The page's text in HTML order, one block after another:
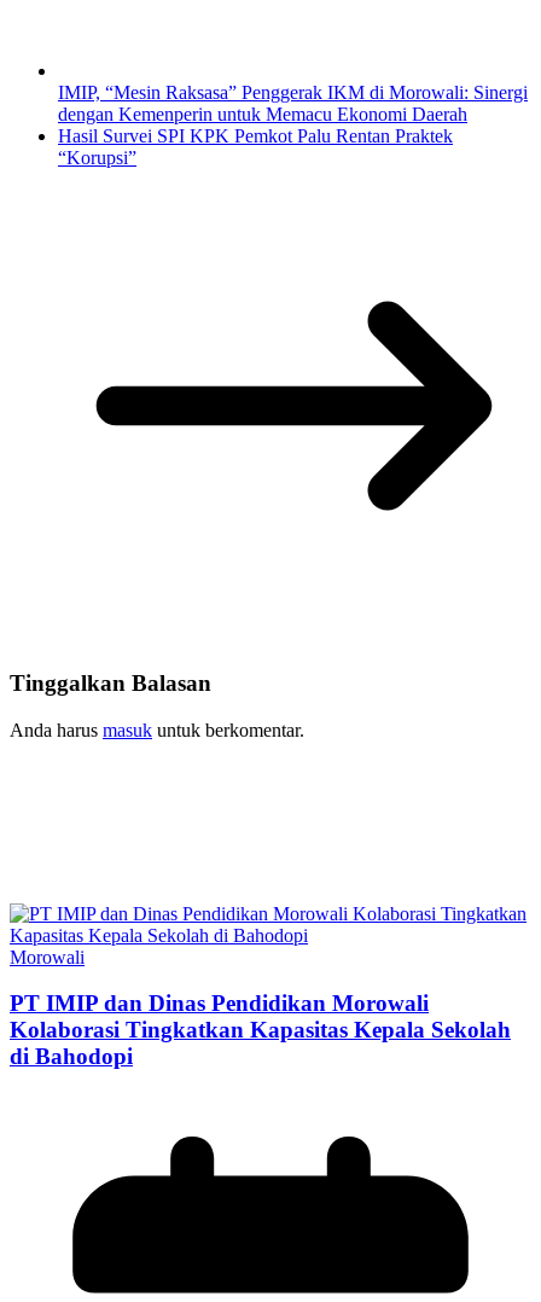
IMIP, “Mesin Raksasa” Penggerak IKM di Morowali: Sinergi
dengan Kemenperin untuk Memacu Ekonomi Daerah
Hasil Survei SPI KPK Pemkot Palu Rentan Praktek
“Korupsi”
Tinggalkan Balasan
Anda harus masuk untuk berkomentar.
Morowali
PT IMIP dan Dinas Pendidikan Morowali
Kolaborasi Tingkatkan Kapasitas Kepala Sekolah
di Bahodopi